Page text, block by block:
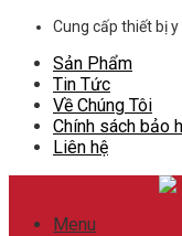
Skip
content
Cung cấp thiết bị
Sản Phẩm
Tin Tức
Về Chúng Tôi
Chính sách bảo
Liên hệ
Menu